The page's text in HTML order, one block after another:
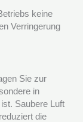
keine
Verringerung
Sie zur
in
Saubere Luft
die